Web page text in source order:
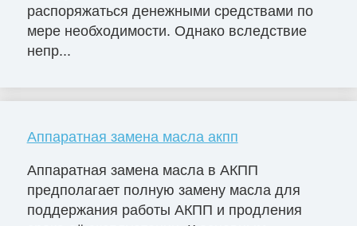
распоряжаться денежными средствами по
мере необходимости. Однако вследствие
непр...
Аппаратная замена масла акпп
Аппаратная замена масла в АКПП
предполагает полную замену масла для
поддержания работы АКПП и продления